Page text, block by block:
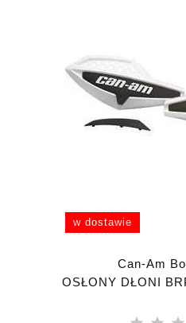
w dostawie
Can-Am
OSŁONY DŁONI